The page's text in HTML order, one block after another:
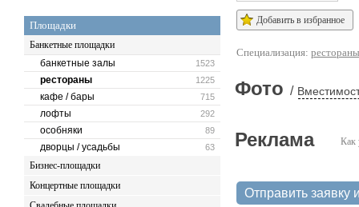
Площадки
Банкетные площадки
1523
банкетные залы
1225
рестораны
715
кафе / бары
292
лофты
89
особняки
63
дворцы / усадьбы
Бизнес-площадки
Концертные площадки
Добавить в избранное
Специализация: рестораны
Фото /
Как
Реклама
Отправить заявку